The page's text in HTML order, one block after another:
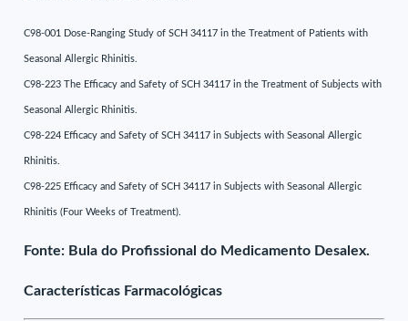
C98-001 Dose-Ranging Study of SCH 34117 in the Treatment of Patients with
Seasonal Allergic Rhinitis.
C98-223 The Efficacy and Safety of SCH 34117 in the Treatment of Subjects with
Seasonal Allergic Rhinitis.
C98-224 Efficacy and Safety of SCH 34117 in Subjects with Seasonal Allergic
Rhinitis.
C98-225 Efficacy and Safety of SCH 34117 in Subjects with Seasonal Allergic
Rhinitis (Four Weeks of Treatment).
Fonte: Bula do Profissional do Medicamento Desalex.
Características Farmacológicas